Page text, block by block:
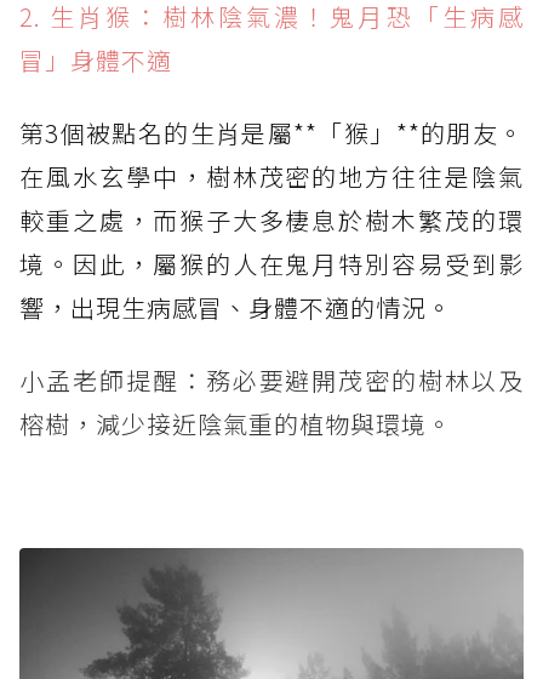
2. 生肖猴：樹林陰氣濃！鬼月恐「生病感
冒」身體不適
第3個被點名的生肖是屬**「猴」**的朋友。
在風水玄學中，樹林茂密的地方往往是陰氣
較重之處，而猴子大多棲息於樹木繁茂的環
境。因此，屬猴的人在鬼月特別容易受到影
響，出現生病感冒、身體不適的情況。
小孟老師提醒：務必要避開茂密的樹林以及
榕樹，減少接近陰氣重的植物與環境。